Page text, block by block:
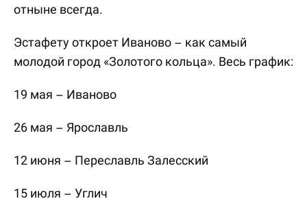
отныне всегда.
Эстафету откроет Иваново – как самый
молодой город «Золотого кольца». Весь график:
19 мая – Иваново
26 мая – Ярославль
12 июня – Переславль Залесский
15 июля – Углич